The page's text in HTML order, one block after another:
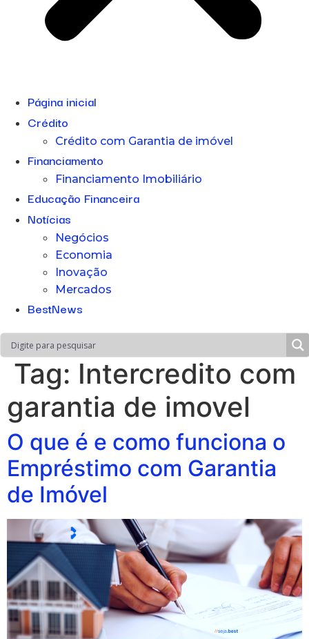
Página inicial
Crédito
Crédito com Garantia de imóvel
Financiamento
Financiamento Imobiliário
Educação Financeira
Notícias
Negócios
Economia
Inovação
Mercados
BestNews
Tag: Intercredito com
garantia de imovel
O que é e como funciona o
Empréstimo com Garantia
de Imóvel